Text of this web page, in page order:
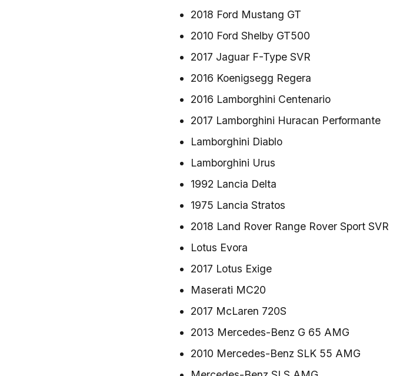
2018 Ford Mustang GT
2010 Ford Shelby GT500
2017 Jaguar F-Type SVR
2016 Koenigsegg Regera
2016 Lamborghini Centenario
2017 Lamborghini Huracan Performante
Lamborghini Diablo
Lamborghini Urus
1992 Lancia Delta
1975 Lancia Stratos
2018 Land Rover Range Rover Sport SVR
Lotus Evora
2017 Lotus Exige
Maserati MC20
2017 McLaren 720S
2013 Mercedes-Benz G 65 AMG
2010 Mercedes-Benz SLK 55 AMG